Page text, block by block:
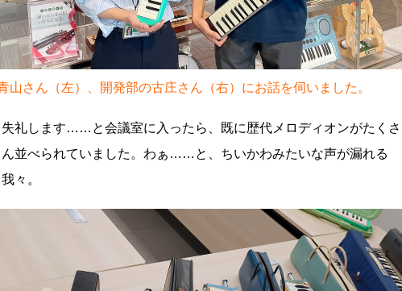
山さん（左）、開発部の古庄さん（右）にお話を伺いました。
失礼します……と会議室に入ったら、既に歴代メロディオンがたくさ
ん並べられていました。わぁ……と、ちいかわみたいな声が漏れる
我々。